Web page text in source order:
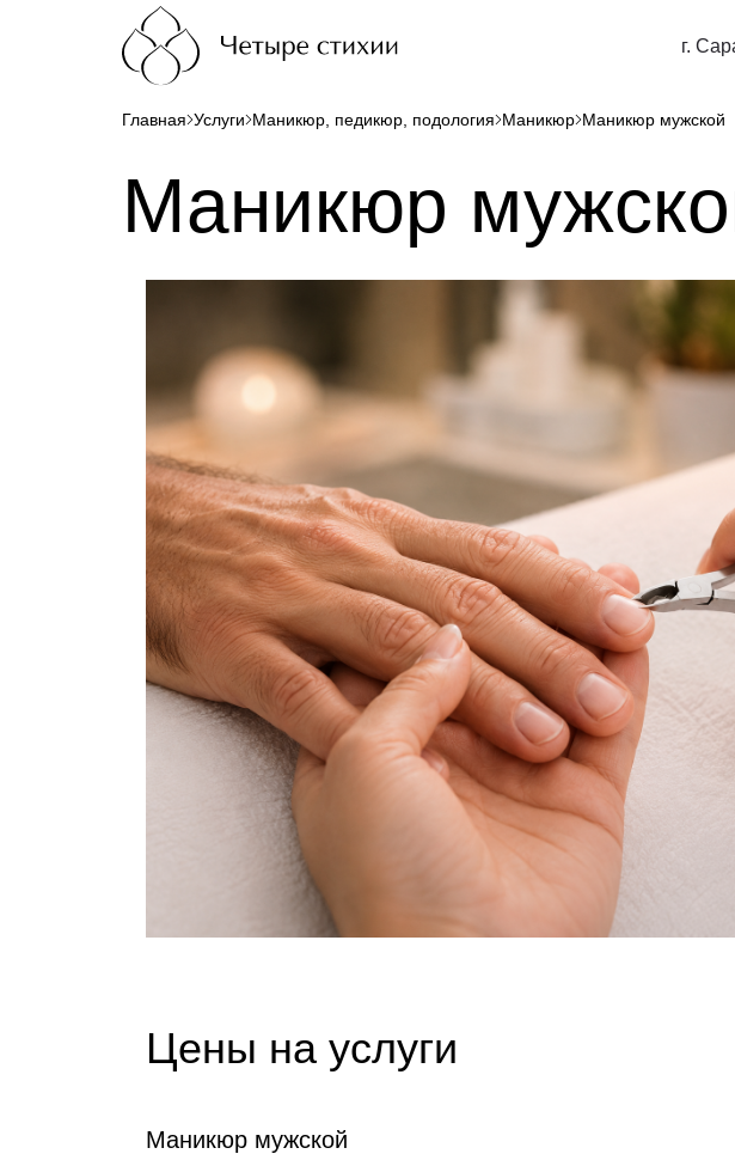
г.
Главная Услуги Маникюр, педикюр, подология Маникюр Маникюр мужской
Маникюр
Цены на услуги
Маникюр мужской